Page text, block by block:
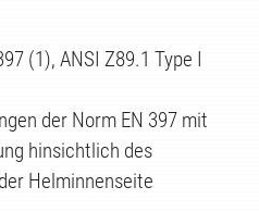
(1), ANSI Z89.1 Type I
der Norm EN 397 mit
hinsichtlich des
Helminnenseite